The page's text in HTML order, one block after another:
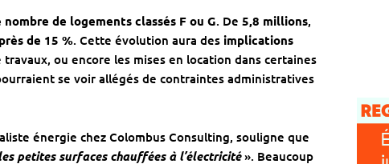
de logements classés F ou G. De 5,8 millions,
de 15 %. Cette évolution aura des implications
ou encore les mises en location dans certaines
se voir allégés de contraintes administratives
énergie chez Colombus Consulting, souligne que
petites surfaces chauffées à l’électricité». Beaucoup